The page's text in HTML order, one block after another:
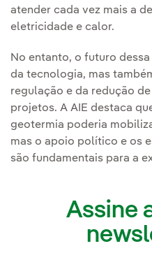
atender cada vez mais a
eletricidade e calor.
No entanto, o futuro
da tecnologia, mas
regulação e da redução
projetos. A AIE destaca
geotermia poderia
mas o apoio político e os
são fundamentais para a
Assine